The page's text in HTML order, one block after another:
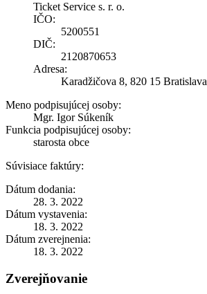
Ticket Service s. r. o.
IČO:
5200551
DIČ:
2120870653
Adresa:
Karadžičova 8, 820 15 Bratislava
Meno podpisujúcej osoby:
Mgr. Igor Súkeník
Funkcia podpisujúcej osoby:
starosta obce
Súvisiace faktúry:
Dátum dodania:
28. 3. 2022
Dátum vystavenia:
18. 3. 2022
Dátum zverejnenia:
18. 3. 2022
Zverejňovanie